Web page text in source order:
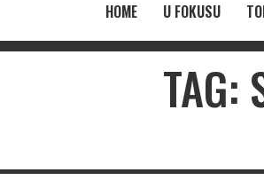
HOME U FOKUSU
TAG: